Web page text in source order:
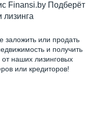
Finansi.by Подберёт
лизинга
заложить или продать
и получить
от наших лизинговых
или кредиторов!